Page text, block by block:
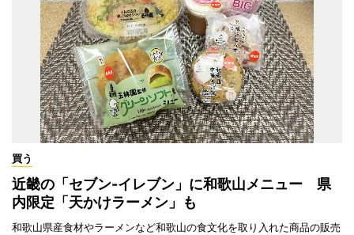
買う
近畿の「セブン-イレブン」に和歌山メニュー 県
内限定「天かけラーメン」も
和歌山県産食材やラーメンなど和歌山の食文化を取り入れた商品の販売